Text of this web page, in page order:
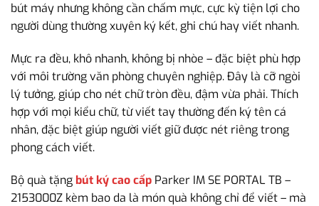
bút máy nhưng không cần chấm mực, cực kỳ tiện lợi cho
người dùng thường xuyên ký kết, ghi chú hay viết nhanh.
Mực ra đều, khô nhanh, không bị nhòe – đặc biệt phù hợp
với môi trường văn phòng chuyên nghiệp. Đây là cỡ ngòi
lý tưởng, giúp cho nét chữ tròn đều, đậm vừa phải. Thích
hợp với mọi kiểu chữ, từ viết tay thường đến ký tên cá
nhân, đặc biệt giúp người viết giữ được nét riêng trong
phong cách viết.
Bộ quà tặng bút ký cao cấp Parker IM SE PORTAL TB –
2153000Z kèm bao da là món quà không chỉ để viết – mà